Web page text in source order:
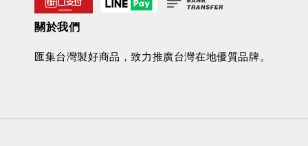
關於我們
匯集台灣製好商品，致力推廣台灣在地優質品牌。